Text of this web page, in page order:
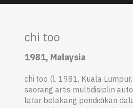
chi too
1981, Malaysia
chi too (l. 1981, Kuala
seorang artis multidisiplin
latar belakang pendidikan